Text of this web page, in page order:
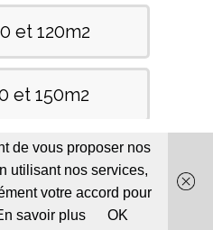
de vous proposer nos
utilisant nos services,
votre accord pour
savoir plus OK